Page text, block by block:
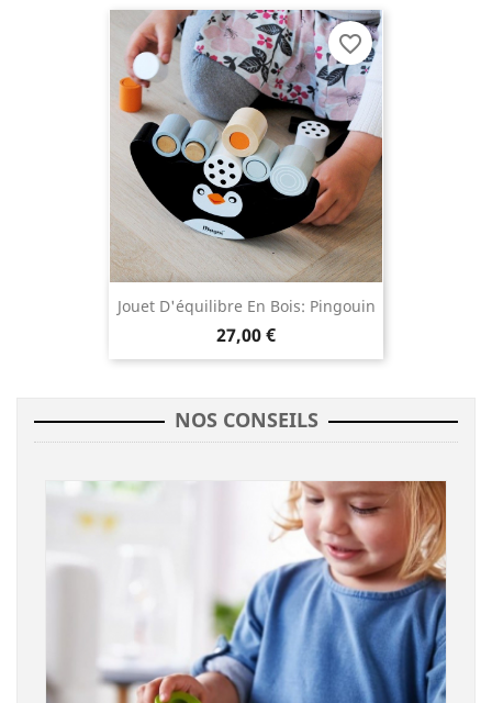
Jouet D'équilibre En Bois: Pingouin
27,00 €
favorite_border
NOS CONSEILS